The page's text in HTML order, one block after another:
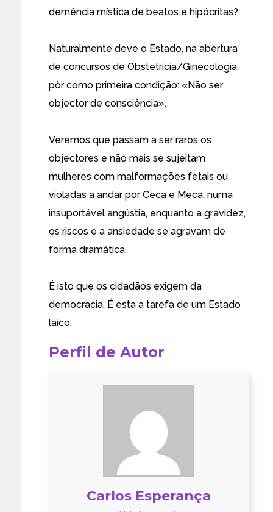
demência mística de beatos e hipócritas?
Naturalmente deve o Estado, na abertura
de concursos de Obstetrícia/Ginecologia,
pôr como primeira condição: «Não ser
objector de consciência».
Veremos que passam a ser raros os
objectores e não mais se sujeitam
mulheres com malformações fetais ou
violadas a andar por Ceca e Meca, numa
insuportável angústia, enquanto a gravidez,
os riscos e a ansiedade se agravam de
forma dramática.
É isto que os cidadãos exigem da
democracia. É esta a tarefa de um Estado
laico.
Perfil de Autor
Carlos Esperança